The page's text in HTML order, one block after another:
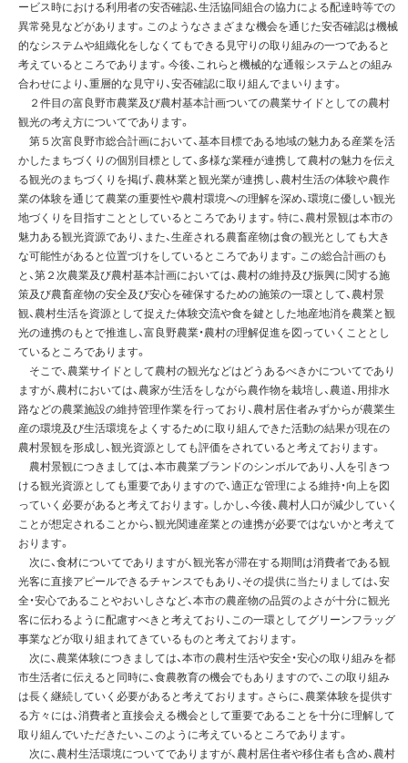
ービス時における利用者の安否確認、生活協同組合の協力による配達時等での
異常発見などがあります。このようなさまざまな機会を通じた安否確認は機械
的なシステムや組織化をしなくてもできる見守りの取り組みの一つであると
考えているところであります。今後、これらと機械的な通報システムとの組み
合わせにより、重層的な見守り、安否確認に取り組んでまいります。
２件目の富良野市農業及び農村基本計画ついての農業サイドとしての農村
観光の考え方についてであります。
第５次富良野市総合計画において、基本目標である地域の魅力ある産業を活
かしたまちづくりの個別目標として、多様な業種が連携して農村の魅力を伝え
る観光のまちづくりを掲げ、農林業と観光業が連携し、農村生活の体験や農作
業の体験を通じて農業の重要性や農村環境への理解を深め、環境に優しい観光
地づくりを目指すこととしているところであります。特に、農村景観は本市の
魅力ある観光資源であり、また、生産される農畜産物は食の観光としても大き
な可能性があると位置づけをしているところであります。この総合計画のも
と、第２次農業及び農村基本計画においては、農村の維持及び振興に関する施
策及び農畜産物の安全及び安心を確保するための施策の一環として、農村景
観、農村生活を資源として捉えた体験交流や食を鍵とした地産地消を農業と観
光の連携のもとで推進し、富良野農業・農村の理解促進を図っていくこととし
ているところであります。
そこで、農業サイドとして農村の観光などはどうあるべきかについてであり
ますが、農村においては、農家が生活をしながら農作物を栽培し、農道、用排水
路などの農業施設の維持管理作業を行っており、農村居住者みずからが農業生
産の環境及び生活環境をよくするために取り組んできた活動の結果が現在の
農村景観を形成し、観光資源としても評価をされていると考えております。
農村景観につきましては、本市農業ブランドのシンボルであり、人を引きつ
ける観光資源としても重要でありますので、適正な管理による維持・向上を図
っていく必要があると考えております。しかし、今後、農村人口が減少していく
ことが想定されることから、観光関連産業との連携が必要ではないかと考えて
おります。
次に、食材についてでありますが、観光客が滞在する期間は消費者である観
光客に直接アピールできるチャンスでもあり、その提供に当たりましては、安
全・安心であることやおいしさなど、本市の農産物の品質のよさが十分に観光
客に伝わるように配慮すべきと考えており、この一環としてグリーンフラッグ
事業などが取り組まれてきているものと考えております。
次に、農業体験につきましては、本市の農村生活や安全・安心の取り組みを都
市生活者に伝えると同時に、食農教育の機会でもありますので、この取り組み
は長く継続していく必要があると考えております。さらに、農業体験を提供す
る方々には、消費者と直接会える機会として重要であることを十分に理解して
取り組んでいただきたい、このように考えているところであります。
次に、農村生活環境についてでありますが、農村居住者や移住者も含め、農村